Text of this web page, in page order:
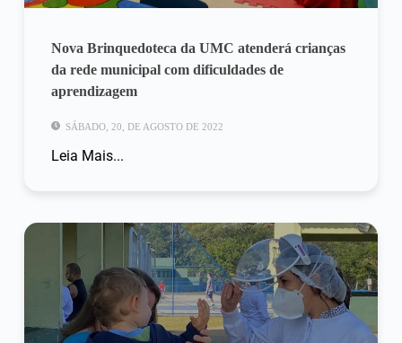
Nova Brinquedoteca da UMC atenderá crianças
da rede municipal com dificuldades de
aprendizagem
SÁBADO, 20, DE AGOSTO DE 2022
Leia Mais...